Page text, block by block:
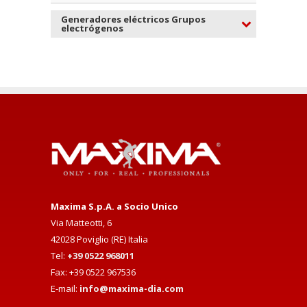
Generadores eléctricos Grupos
electrógenos
Maxima S.p.A. a Socio Unico
Via Matteotti, 6
42028 Poviglio (RE) Italia
Tel: +39 0522 968011
Fax: +39 0522 967536
E-mail: info@maxima-dia.com